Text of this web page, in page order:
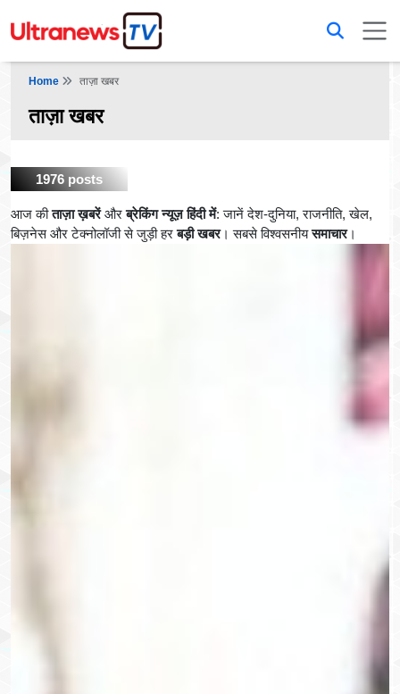
Home ताज़ा खबर
ताज़ा खबर
1976 posts
आज कीताज़ा ख़बरेंऔरब्रेकिंग न्यूज़ हिंदी में: जानें देश-दुनिया, राजनीति, खेल,
बिज़नेस और टेक्नोलॉजी से जुड़ी हरबड़ी खबर। सबसे विश्वसनीयसमाचार।